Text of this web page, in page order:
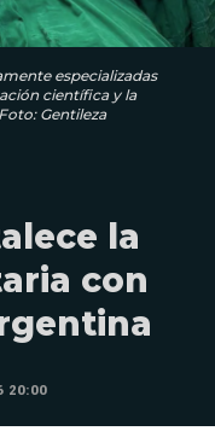
especializadas
científica y la
Gentileza
la
con
20:00